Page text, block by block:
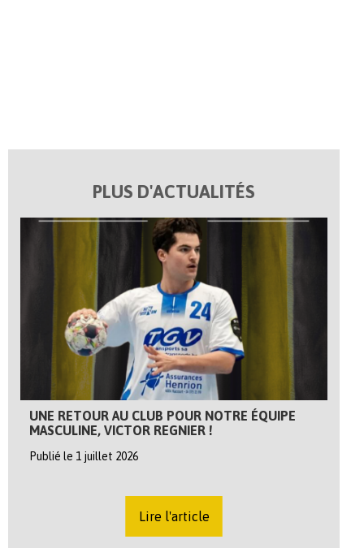
PLUS D'ACTUALITÉS
UNE RETOUR AU CLUB POUR NOTRE ÉQUIPE
MASCULINE, VICTOR REGNIER !
Publié le 1 juillet 2026
Lire l'article